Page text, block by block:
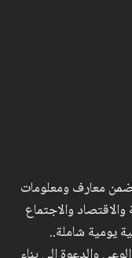
معارف ومعلومات
والاجتماع
يومية شاملة..